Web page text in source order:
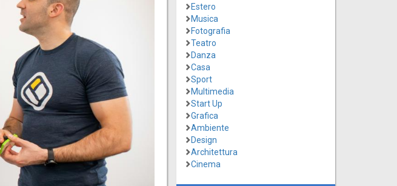
Estero
Musica
Fotografia
Teatro
Danza
Casa
Sport
Multimedia
Start Up
Grafica
Ambiente
Design
Architettura
Cinema